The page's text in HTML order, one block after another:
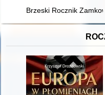
Brzeski Rocznik